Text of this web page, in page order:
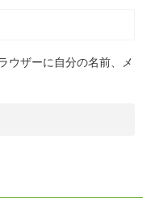
ウザーに自分の名前、メ